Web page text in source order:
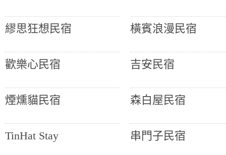
繆思狂想民宿 橫賓浪漫民宿
歡樂心民宿 吉安民宿
煙燻貓民宿 森白屋民宿
TinHat Stay 串門子民宿